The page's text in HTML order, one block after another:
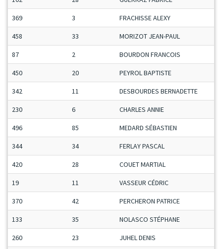
369 3 FRACHISSE ALEXY
458 33 MORIZOT JEAN-PAUL
87 2 BOURDON FRANCOIS
450 20 PEYROL BAPTISTE
342 11 DESBOURDES BERNADETTE
230 6 CHARLES ANNIE
496 85 MEDARD SÉBASTIEN
344 34 FERLAY PASCAL
420 28 COUET MARTIAL
19 11 VASSEUR CÉDRIC
370 42 PERCHERON PATRICE
133 35 NOLASCO STÉPHANE
260 23 JUHEL DENIS